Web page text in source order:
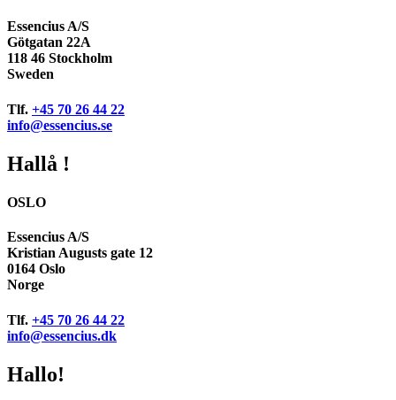
Essencius A/S
Götgatan 22A
118 46 Stockholm
Sweden
Tlf. +45 70 26 44 22
info@essencius.se
Hallå !
OSLO
Essencius A/S
Kristian Augusts gate 12
0164 Oslo
Norge
Tlf. +45 70 26 44 22
info@essencius.dk
Hallo!